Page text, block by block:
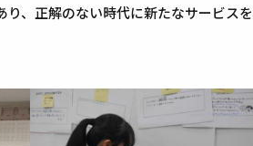
、正解のない時代に新たなサービス